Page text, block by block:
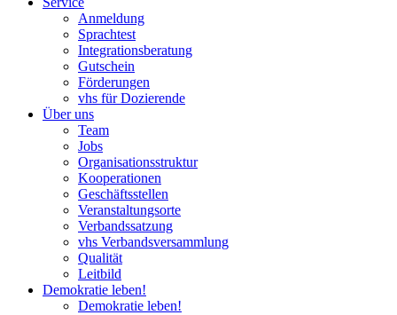
Anmeldung
Sprachtest
Integrationsberatung
Gutschein
Förderungen
vhs für Dozierende
Über uns
Team
Jobs
Organisationsstruktur
Kooperationen
Geschäftsstellen
Veranstaltungsorte
Verbandssatzung
vhs Verbandsversammlung
Qualität
Leitbild
Demokratie leben!
Demokratie leben!